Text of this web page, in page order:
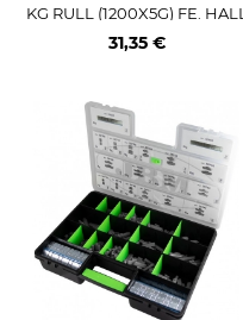
KG RULL (1200X5G) FE. HALL
PULBERV (ECO)
31,35 €